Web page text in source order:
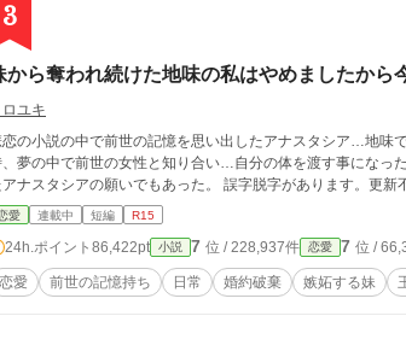
3
から奪われ続けた地味の私はやめましたから
ユキ
の小説の中で前世の記憶を思い出したアナスタシア…地味
、夢の中で前世の女性と知り合い…自分の体を渡す事になっ
たアナスタシアの願いでもあった。 誤字
愛 連載中 短編 R15
24h.ポイント 86,422pt 小説 7 位 / 228,937件 恋愛 7 位 /
恋愛 前世の記憶持ち 日常 婚約破棄 嫉妬する妹